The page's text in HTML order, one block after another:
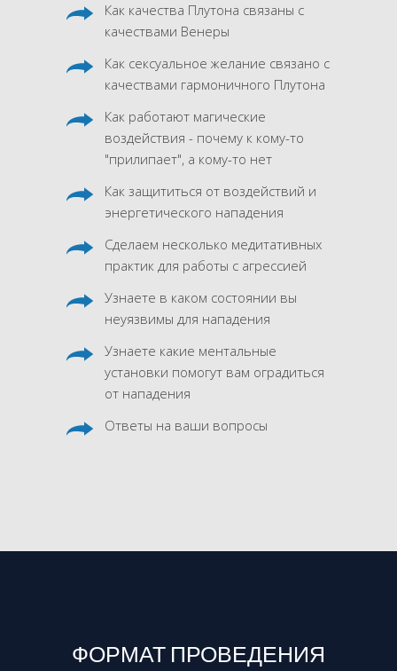
Как качества Плутона связаны с
качествами Венеры
Как сексуальное желание связано с
качествами гармоничного Плутона
Как работают магические
воздействия - почему к кому-то
"прилипает", а кому-то нет
Как защититься от воздействий и
энергетического нападения
Сделаем несколько медитативных
практик для работы с агрессией
Узнаете в каком состоянии вы
неуязвимы для нападения
Узнаете какие ментальные
установки помогут вам оградиться
от нападения
Ответы на ваши вопросы
ФОРМАТ ПРОВЕДЕНИЯ